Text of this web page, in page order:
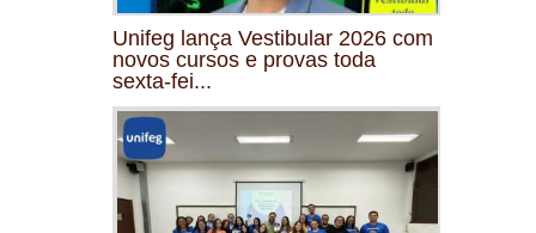
Unifeg lança Vestibular 2026 com
novos cursos e provas toda
sexta-fei...